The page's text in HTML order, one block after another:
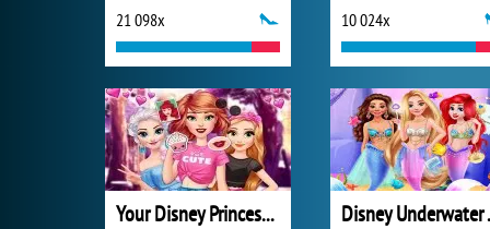
21 098x 10 024x
Your Disney Princess Style